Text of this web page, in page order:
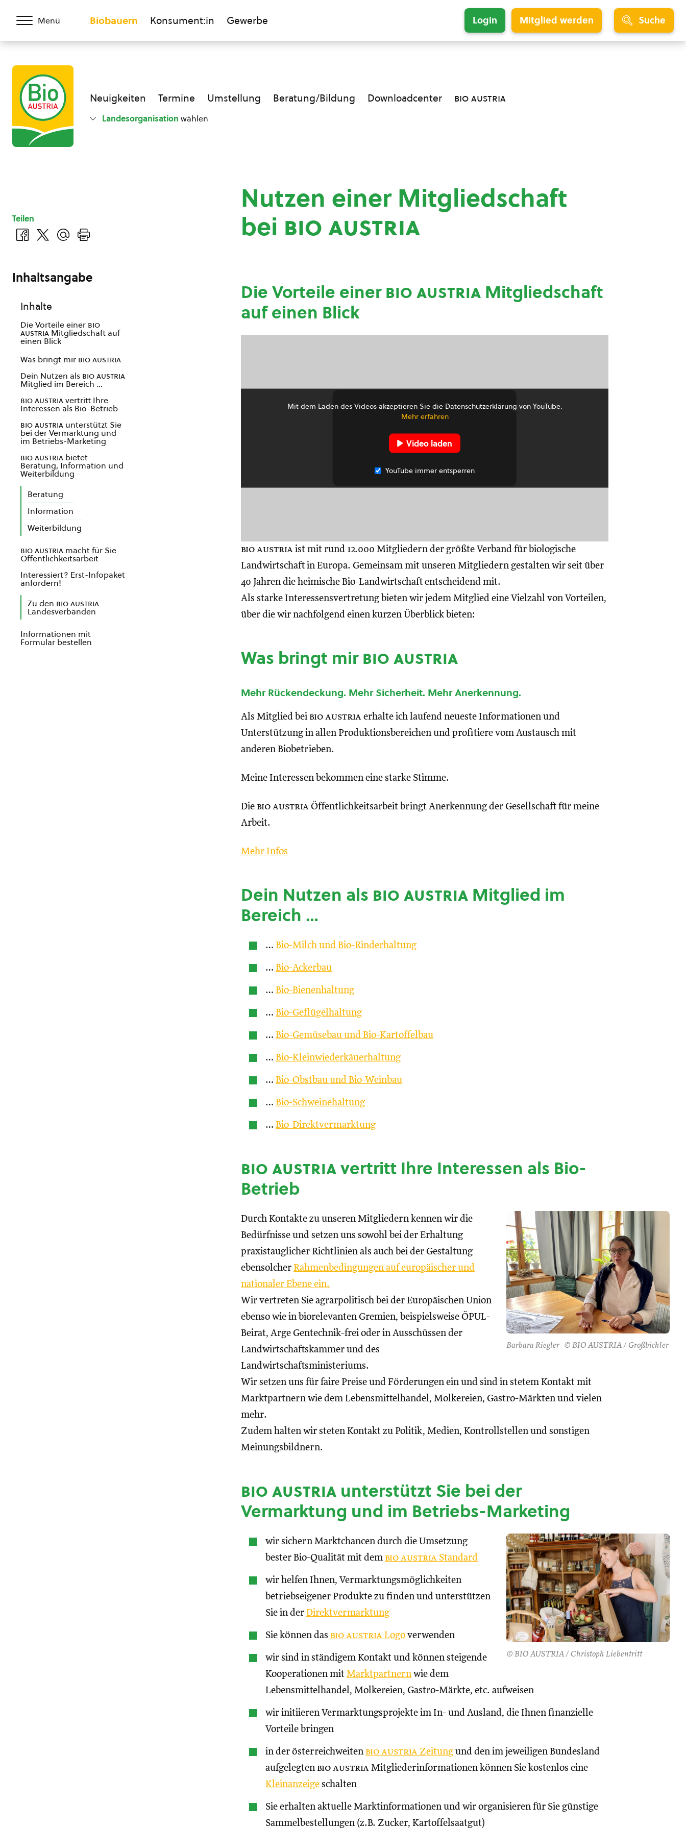
Menü Biobauern Konsument:in Gewerbe Login Mitglied werden Suche
Neuigkeiten Termine Umstellung Beratung/Bildung Downloadcenter bio austria
Landesorganisation wählen
Nutzen einer Mitgliedschaft
bei bio austria
Die Vorteile einerbio austria Mitgliedschaft
auf einen Blick
Mit dem Laden des Videos akzeptieren Sie die Datenschutzerklärung von YouTube.
Mehr erfahren
Video laden
YouTube immer entsperren
bio austria ist mit rund 12.000 Mitgliedern der größte Verband für biologische
Landwirtschaft in Europa. Gemeinsam mit unseren Mitgliedern gestalten wir seit über
40 Jahren die heimische Bio-Landwirtschaft entscheidend mit.
Als starke Interessensvertretung bieten wir jedem Mitglied eine Vielzahl von Vorteilen,
über die wir nachfolgend einen kurzen Überblick bieten:
Was bringt mirbio austria
Mehr Rückendeckung. Mehr Sicherheit. Mehr Anerkennung.
Als Mitglied bei bio austria erhalte ich laufend neueste Informationen und
Unterstützung in allen Produktionsbereichen und profitiere vom Austausch mit
anderen Biobetrieben.
Meine Interessen bekommen eine starke Stimme.
Die bio austria Öffentlichkeitsarbeit bringt Anerkennung der Gesellschaft für meine
Arbeit.
Mehr Infos
Dein Nutzen als bio austria Mitglied im
Bereich …
… Bio-Milch und Bio-Rinderhaltung
… Bio-Ackerbau
… Bio-Bienenhaltung
… Bio-Geflügelhaltung
… Bio-Gemüsebau und Bio-Kartoffelbau
… Bio-Kleinwiederkäuerhaltung
… Bio-Obstbau und Bio-Weinbau
… Bio-Schweinehaltung
… Bio-Direktvermarktung
bio austriavertritt Ihre Interessen als Bio-
Betrieb
Barbara Riegler_© BIO AUSTRIA / Großbichler
Durch Kontakte zu unseren Mitgliedern kennen wir die
Bedürfnisse und setzen uns sowohl bei der Erhaltung
praxistauglicher Richtlinien als auch bei der Gestaltung
ebensolcher Rahmenbedingungen auf europäischer und
nationaler Ebene ein.
Wir vertreten Sie agrarpolitisch bei der Europäischen Union
ebenso wie in biorelevanten Gremien, beispielsweise ÖPUL-
Beirat, Arge Gentechnik-frei oder in Ausschüssen der
Landwirtschaftskammer und des
Landwirtschaftsministeriums.
Wir setzen uns für faire Preise und Förderungen ein und sind in stetem Kontakt mit
Marktpartnern wie dem Lebensmittelhandel, Molkereien, Gastro-Märkten und vielen
mehr.
Zudem halten wir steten Kontakt zu Politik, Medien, Kontrollstellen und sonstigen
Meinungsbildnern.
bio austria unterstützt Sie bei der
Vermarktung und im Betriebs-Marketing
© BIO AUSTRIA / Christoph Liebentritt
wir sichern Marktchancen durch die Umsetzung
bester Bio-Qualität mit dem bio austria Standard
wir helfen Ihnen, Vermarktungsmöglichkeiten
betriebseigener Produkte zu finden und unterstützen
Sie in der Direktvermarktung
Sie können das bio austria Logo verwenden
wir sind in ständigem Kontakt und können steigende
Kooperationen mit Marktpartnernwie dem
Lebensmittelhandel, Molkereien, Gastro-Märkte, etc. aufweisen
wir initiieren Vermarktungsprojekte im In- und Ausland, die Ihnen finanzielle
Vorteile bringen
in der österreichweiten bio austria Zeitungund den im jeweiligen Bundesland
aufgelegten bio austria Mitgliederinformationen können Sie kostenlos eine
Kleinanzeige schalten
Sie erhalten aktuelle Marktinformationen und wir organisieren für Sie günstige
Sammelbestellungen (z.B. Zucker, Kartoffelsaatgut)
Teilen
Inhaltsangabe
Inhalte
Die Vorteile einer bio
austria Mitgliedschaft auf
einen Blick
Was bringt mir bio austria
Dein Nutzen als bio austria
Mitglied im Bereich …
bio austriavertritt Ihre
Interessen als Bio-Betrieb
bio austria unterstützt Sie
bei der Vermarktung und
im Betriebs-Marketing
bio austria bietet
Beratung, Information und
Weiterbildung
Beratung
Information
Weiterbildung
bio austria macht für Sie
Öffentlichkeitsarbeit
Interessiert? Erst-Infopaket
anfordern!
Zu den bio austria
Landesverbänden
Informationen mit
Formular bestellen